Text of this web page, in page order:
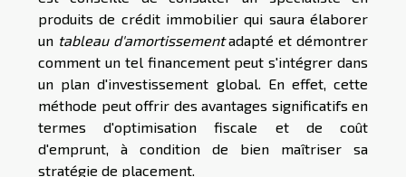
produits de crédit immobilier qui saura élaborer
un tableau d'amortissementadapté et démontrer
comment un tel financement peut s'intégrer dans
un plan d'investissement global. En effet, cette
méthode peut offrir des avantages significatifs en
termes d'optimisation fiscale et de coût
d'emprunt, à condition de bien maîtriser sa
stratégie de placement.